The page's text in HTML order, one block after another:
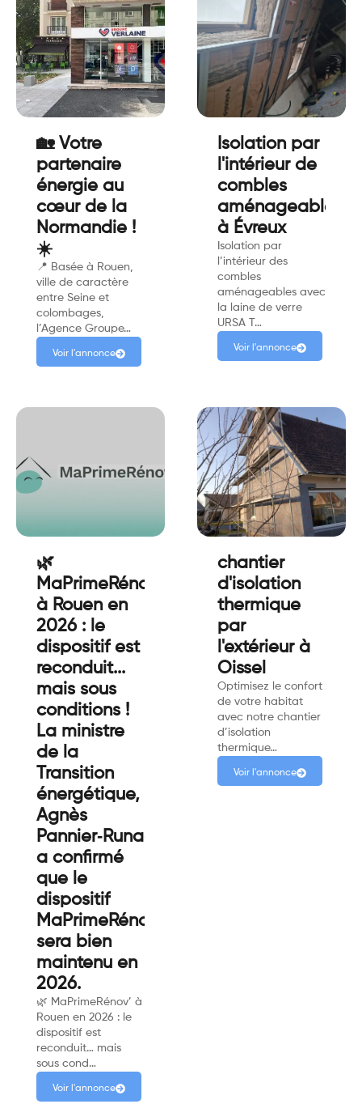
🏡 Votre
partenaire
énergie au
cœur de la
Normandie !
☀️
📍 Basée à Rouen,
ville de caractère
entre Seine et
colombages,
l’Agence Groupe…
Voir l'annonce
Isolation par
l'intérieur de
combles
aménageables
à Évreux
Isolation par
l’intérieur des
combles
aménageables avec
la laine de verre
URSA T…
Voir l'annonce
🌿
MaPrimeRénov’
à Rouen en
2026 : le
dispositif est
reconduit...
mais sous
conditions !
La ministre
de la
Transition
énergétique,
Agnès
Pannier‑Runacher,
a confirmé
que le
dispositif
MaPrimeRénov’
sera bien
maintenu en
2026.
🌿 MaPrimeRénov’ à
Rouen en 2026 : le
dispositif est
reconduit… mais
sous cond…
Voir l'annonce
chantier
d'isolation
thermique
par
l'extérieur à
Oissel
Optimisez le confort
de votre habitat
avec notre chantier
d’isolation
thermique…
Voir l'annonce